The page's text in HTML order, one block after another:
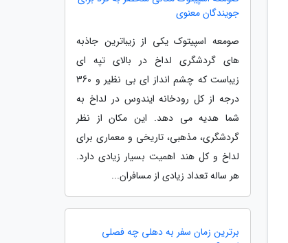
جویندگان معنوی
صومعه اسپیتوک یکی از زیباترین جاذبه
های گردشگری لداخ در بالای تپه ای
زیباست که چشم انداز ای بی نظیر و 360
درجه از کل رودخانه ایندوس در لداخ به
شما هدیه می دهد. این مکان از نظر
گردشگری، مذهبی، تاریخی و معماری برای
لداخ و کل هند اهمیت بسیار زیادی دارد.
هر ساله تعداد زیادی از مسافران...
برترین زمان سفر به دهلی چه فصلی